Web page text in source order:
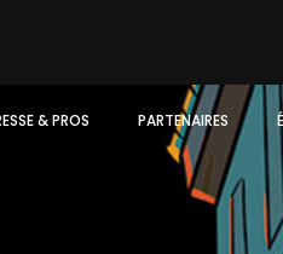
& PROS PARTENAIRES